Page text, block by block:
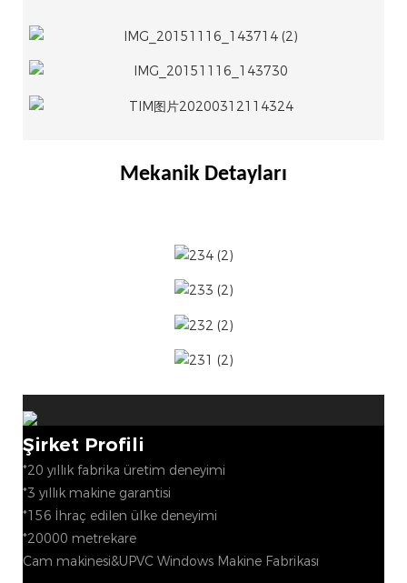
Mekanik Detayları
Şirket Profili
*20 yıllık fabrika üretim deneyimi
*3 yıllık makine garantisi
*156 İhraç edilen ülke deneyimi
*20000 metrekare
Cam makinesi&UPVC Windows Makine Fabrikası